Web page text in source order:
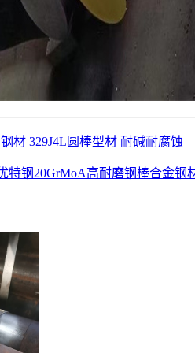
材 329J4L圆棒型材 耐碱耐腐蚀
特钢20GrMoA高耐磨钢棒合金钢